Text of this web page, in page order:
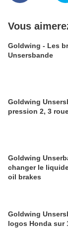
Vous
Goldwing - Les
Unsersbande
Goldwing
pression 2, 3
Goldwing
changer le
oil brakes
Goldwing
logos Honda sur